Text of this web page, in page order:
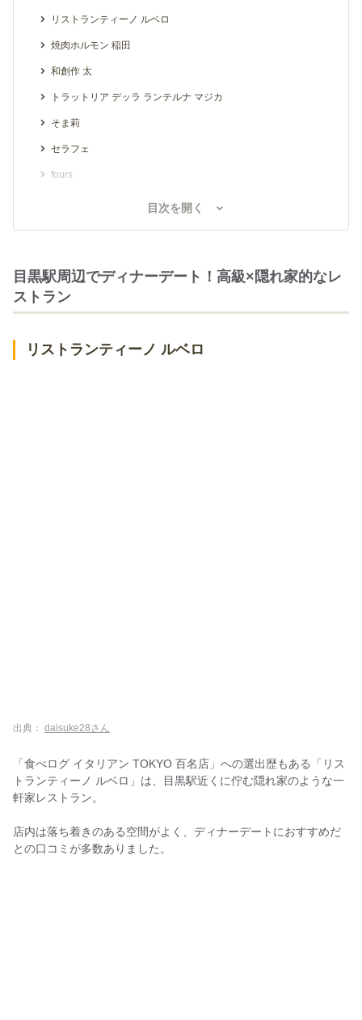
リストランティーノ ルベロ
焼肉ホルモン 稲田
和創作 太
トラットリア デッラ ランテルナ マジカ
そま莉
セラフェ
fours
博多もつ処 煌梨 目黒店
酒場シナトラ 目黒店
トラットリア ・チャオロ
TOKYO DREAM 目黒駅前店
PIZZAジャルディーノ SAVOY
目黒駅周辺でディナーデート！カジュアル×景色が良いレストラン
目次を開く
目黒駅周辺でディナーデート！高級×隠れ家的なレ
ストラン
リストランティーノ ルベロ
出典： daisuke28さん
「食べログ イタリアン TOKYO 百名店」への選出歴もある「リス
トランティーノ ルベロ」は、目黒駅近くに佇む隠れ家のような一
軒家レストラン。
店内は落ち着きのある空間がよく、ディナーデートにおすすめだ
との口コミが多数ありました。